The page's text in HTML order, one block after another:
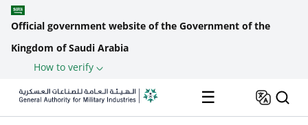
Official government website of the Government of the
Kingdom of Saudi Arabia
How to verify
Skip to main content
☰
Home محافظ الهيئة العامة للصناعات العسكرية ...